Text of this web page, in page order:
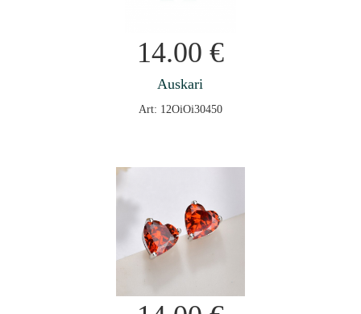
14.00 €
Auskari
Art: 12OiOi30450